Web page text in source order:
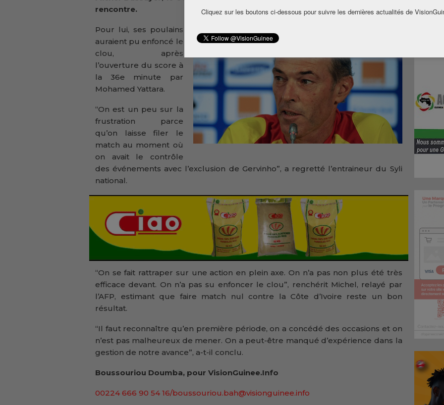
rencontre.
Pour lui, ses poulains
auraient pu enfoncé le
clou, après
l’ouverture du score à
la 36e minute par
Mohamed Yattara.
“On est un peu sur la
frustration parce
qu’on laisse filer le
match au moment où
on avait le contrôle
des événements avec l’exclusion de Gervinho”, a regretté l’entraineur du Syli
national.
“On se fait rattraper sur une action en plein axe. On n’a pas non plus été très
efficace devant. On n’a pas su enfoncer le clou”, renchérit Michel, relayé par
l’AFP, estimant que faire match nul contre la Côte d’Ivoire reste un bon
résultat.
“Il faut reconnaître qu’en première période, on a concédé des occasions et on
n’est pas malheureux de mener. On a peut-être manqué d’expérience dans la
gestion de notre avance”, a-t-il conclu.
Boussouriou Doumba, pour VisionGuinee.Info
00224 666 90 54 16/boussouriou.bah@visionguinee.info
Cliquez sur les boutons ci-dessous pour suivre les dernières actualités de